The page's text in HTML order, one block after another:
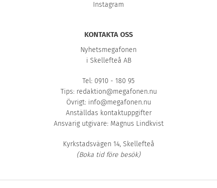
Instagram
KONTAKTA OSS
Nyhetsmegafonen
i Skellefteå AB
Tel: 0910 - 180 95
Tips: redaktion@megafonen.nu
Övrigt: info@megafonen.nu
Anställdas kontaktuppgifter
Ansvarig utgivare: Magnus Lindkvist
Kyrkstadsvägen 14, Skellefteå
(Boka tid före besök)